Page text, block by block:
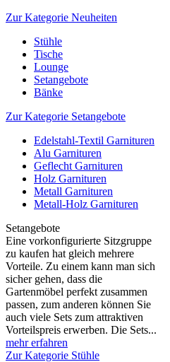
Zur Kategorie Neuheiten
Stühle
Tische
Lounge
Setangebote
Bänke
Zur Kategorie Setangebote
Edelstahl-Textil Garnituren
Alu Garnituren
Geflecht Garnituren
Holz Garnituren
Metall Garnituren
Metall-Holz Garnituren
Setangebote
Eine vorkonfigurierte Sitzgruppe
zu kaufen hat gleich mehrere
Vorteile. Zu einem kann man sich
sicher gehen, dass die
Gartenmöbel perfekt zusammen
passen, zum anderen können Sie
auch viele Sets zum attraktiven
Vorteilspreis erwerben. Die Sets...
mehr erfahren
Zur Kategorie Stühle